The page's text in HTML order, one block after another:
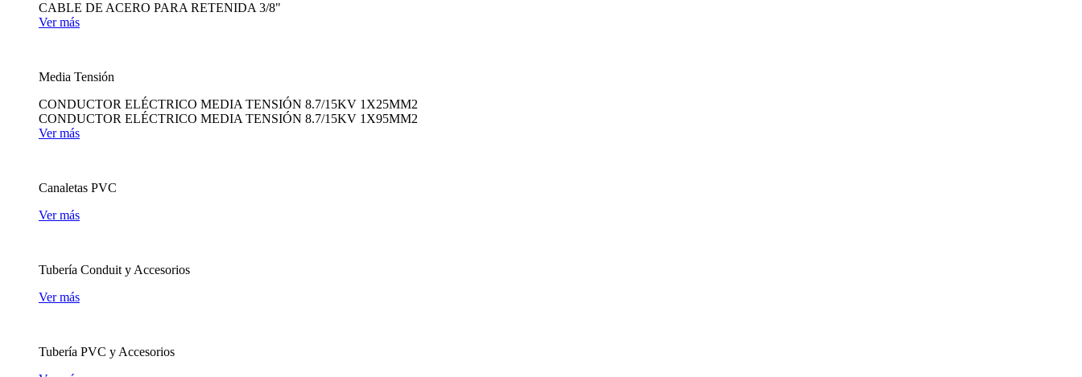
CABLE DE ACERO PARA RETENIDA 3/8"
Ver más
Media Tensión
CONDUCTOR ELÉCTRICO MEDIA TENSIÓN 8.7/15KV 1X25MM2
CONDUCTOR ELÉCTRICO MEDIA TENSIÓN 8.7/15KV 1X95MM2
Ver más
Canaletas PVC
Ver más
Tubería Conduit y Accesorios
Ver más
Tubería PVC y Accesorios